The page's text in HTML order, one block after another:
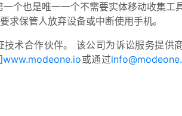
个也是唯一一个不需要实体移动收集工
保管人放弃设备或中断使用手机。
术合作伙伴。 该公司为诉讼服务提供
www.modeone.io或通过